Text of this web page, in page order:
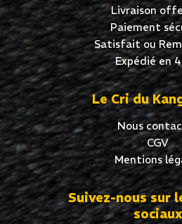
Livraison
Paiement
Satisfait ou
Expédié en
Le Cri du
Nous
CGV
Mentions
Suivez-nous sur
sociaux